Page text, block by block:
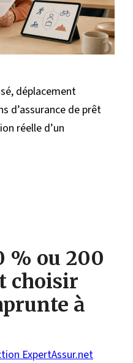
déplacement
d’assurance de prêt
réelle d’un
% ou 200
choisir
à
ExpertAssur.net